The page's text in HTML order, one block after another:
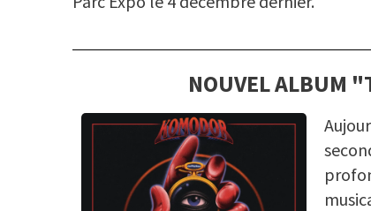
NOUVEL ALBUM